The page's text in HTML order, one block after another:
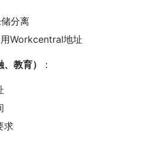
分离
Workcentral地址
教育） ：
求